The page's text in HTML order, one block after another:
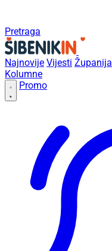
Pretraga
Najnovije Vijesti Županija
Kolumne
Promo